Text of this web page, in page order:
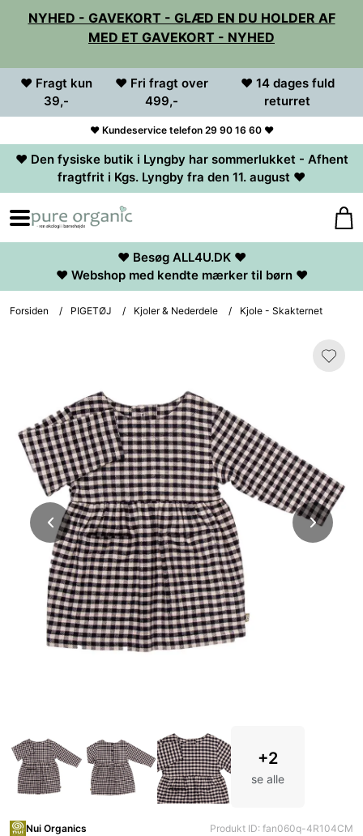
NYHED - GAVEKORT - GLÆD EN DU HOLDER AF
MED ET GAVEKORT - NYHED
♥ Fragt kun
39,-
♥ Fri fragt over
499,-
♥ 14 dages fuld
returret
♥ Kundeservice telefon 29 90 16 60 ♥
♥ Den fysiske butik i Lyngby har sommerlukket - Afhent
fragtfrit i Kgs. Lyngby fra den 11. august ♥
♥ Besøg ALL4U.DK ♥
♥ Webshop med kendte mærker til børn ♥
Forsiden / PIGETØJ / Kjoler & Nederdele / Kjole - Skakternet
+2
se alle
Nui Organics Produkt ID: fan060q-4R104CM